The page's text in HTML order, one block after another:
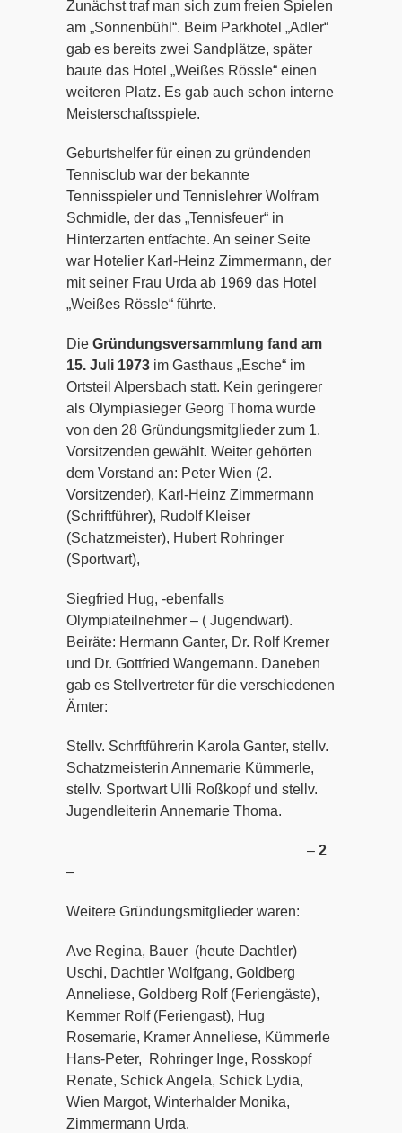
Zunächst traf man sich zum freien Spielen
am „Sonnenbühl“. Beim Parkhotel „Adler“
gab es bereits zwei Sandplätze, später
baute das Hotel „Weißes Rössle“ einen
weiteren Platz. Es gab auch schon interne
Meisterschaftsspiele.
Geburtshelfer für einen zu gründenden
Tennisclub war der bekannte
Tennisspieler und Tennislehrer Wolfram
Schmidle, der das „Tennisfeuer“ in
Hinterzarten entfachte. An seiner Seite
war Hotelier Karl-Heinz Zimmermann, der
mit seiner Frau Urda ab 1969 das Hotel
„Weißes Rössle“ führte.
Die Gründungsversammlung fand am
15. Juli 1973 im Gasthaus „Esche“ im
Ortsteil Alpersbach statt. Kein geringerer
als Olympiasieger Georg Thoma wurde
von den 28 Gründungsmitglieder zum 1.
Vorsitzenden gewählt. Weiter gehörten
dem Vorstand an: Peter Wien (2.
Vorsitzender), Karl-Heinz Zimmermann
(Schriftführer), Rudolf Kleiser
(Schatzmeister), Hubert Rohringer
(Sportwart),
Siegfried Hug, -ebenfalls
Olympiateilnehmer – ( Jugendwart).
Beiräte: Hermann Ganter, Dr. Rolf Kremer
und Dr. Gottfried Wangemann. Daneben
gab es Stellvertreter für die verschiedenen
Ämter:
Stellv. Schrftführerin Karola Ganter, stellv.
Schatzmeisterin Annemarie Kümmerle,
stellv. Sportwart Ulli Roßkopf und stellv.
Jugendleiterin Annemarie Thoma.
– 2
–
Weitere Gründungsmitglieder waren:
Ave Regina, Bauer (heute Dachtler)
Uschi, Dachtler Wolfgang, Goldberg
Anneliese, Goldberg Rolf (Feriengäste),
Kemmer Rolf (Feriengast), Hug
Rosemarie, Kramer Anneliese, Kümmerle
Hans-Peter, Rohringer Inge, Rosskopf
Renate, Schick Angela, Schick Lydia,
Wien Margot, Winterhalder Monika,
Zimmermann Urda.